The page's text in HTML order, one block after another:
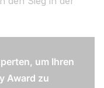
um Ihren
Award zu